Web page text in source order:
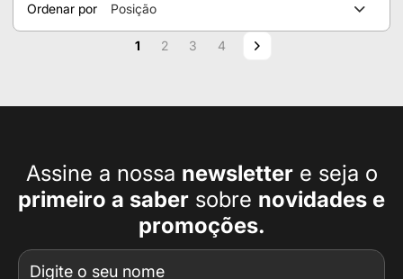
Ordenar por
Posição
Página
Você esta lendo a pagina
1 Página
2 Página
3 Página
4 Página
Próximo
Assine a nossa newslettere seja o
primeiro a saber sobre novidades e
promoções.